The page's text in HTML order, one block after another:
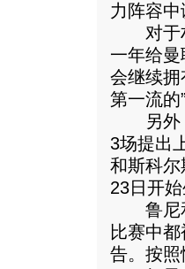
力阵容中
对于朴
一年给
会继续
第一流的”
另外，
3场提出
和斯科
23日开始
鲁尼和
比赛中
告。按